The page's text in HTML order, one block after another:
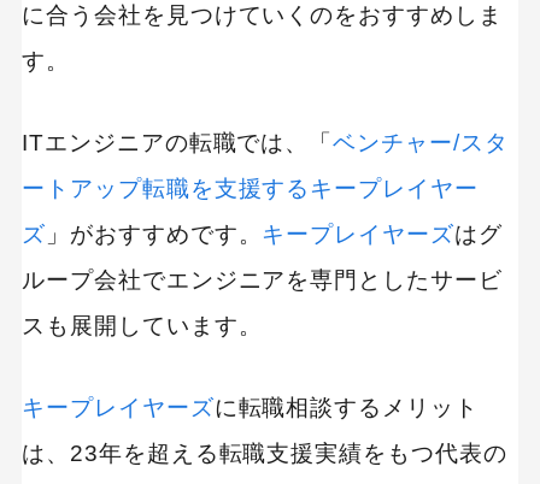
に合う会社を見つけていくのをおすすめしま
す。
ITエンジニアの転職では、「ベンチャー/スタ
ートアップ転職を支援するキープレイヤー
ズ 」がおすすめです。 キープレイヤーズはグ
ループ会社でエンジニアを専門としたサービ
スも展開しています。
キープレイヤーズに転職相談するメリット
は、23年を超える転職支援実績をもつ代表の